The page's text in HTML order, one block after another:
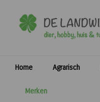
Home Agrarisch
Merken